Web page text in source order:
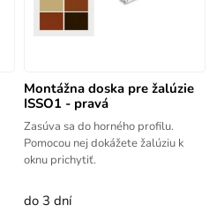
Montážna doska pre žalúzie
ISSO1 - pravá
Zasúva sa do horného profilu.
Pomocou nej dokážete žalúziu k
oknu prichytiť.
do 3 dní